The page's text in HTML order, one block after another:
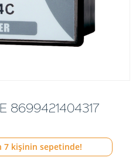
8699421404317
7 kişinin sepetinde!